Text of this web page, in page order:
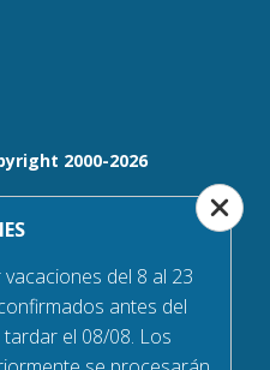
2000-2026
- Brescia, Italia
versato Euro 25.000,00.
del 8 al 23
antes del
el 08/08. Los